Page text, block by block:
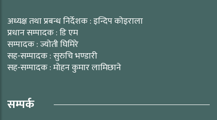
अध्यक्ष तथा प्रबन्ध निर्देशक : इन्दिप कोइराला
प्रधान सम्पादक : डि एम
सम्पादक : ज्योती घिमिरे
सह-सम्पादक : सुरुचि भण्डारी
सह-सम्पादक : मोहन कुमार लामिछाने
सम्पर्क